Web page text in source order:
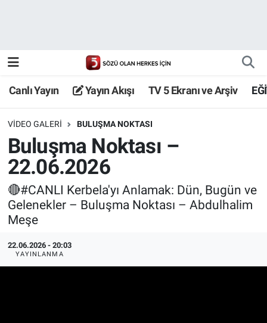
Canlı Yayın Yayın Akışı TV 5 Ekranı ve Arşiv
VIDEO GALERI BULUŞMA NOKTASI
Buluşma Noktası –
22.06.2026
🔴#CANLI Kerbela'yı Anlamak: Dün, Bugün ve
Gelenekler – Buluşma Noktası – Abdulhalim
Meşe
22.06.2026 - 20:03
YAYINLANMA
TV 5 Ekranı ve Arşiv